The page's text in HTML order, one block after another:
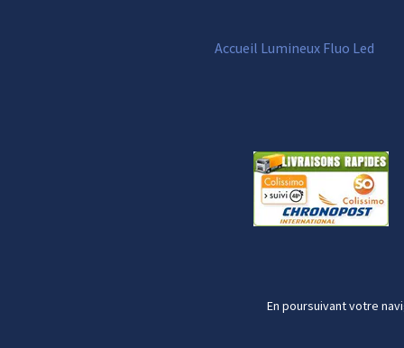
Accueil Lumineux Fluo Led
En poursuivant votre